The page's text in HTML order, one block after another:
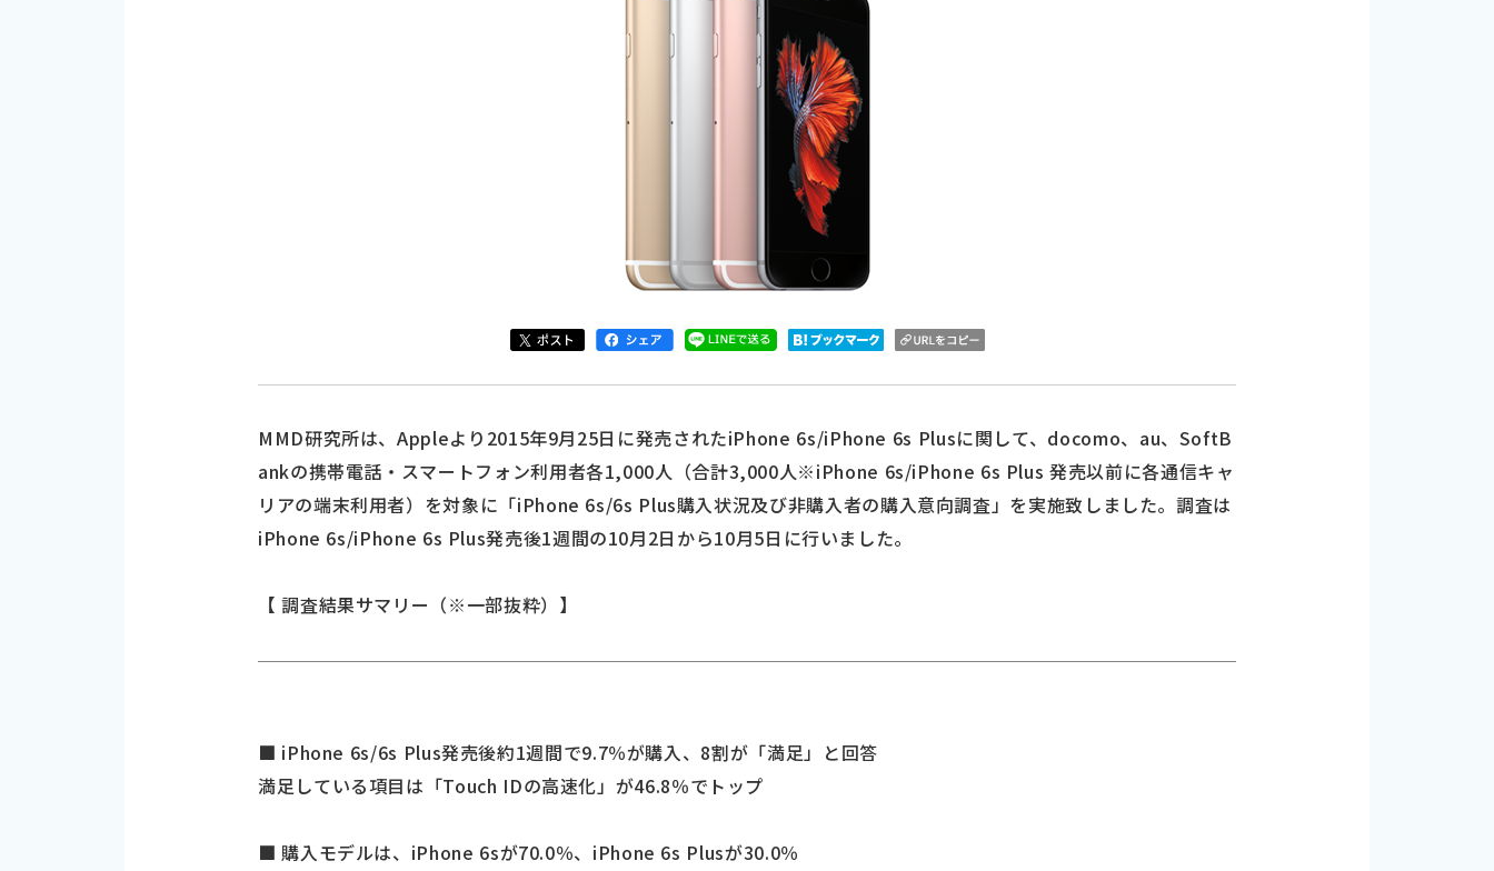
MMD研究所は、Appleより2015年9月25日に発売されたiPhone 6s/iPhone 6s Plusに関して、docomo、au、SoftB
ankの携帯電話・スマートフォン利用者各1,000人（合計3,000人※iPhone 6s/iPhone 6s Plus 発売以前に各通信キャ
リアの端末利用者）を対象に「iPhone 6s/6s Plus購入状況及び非購入者の購入意向調査」を実施致しました。調査は
iPhone 6s/iPhone 6s Plus発売後1週間の10月2日から10月5日に行いました。
【 調査結果サマリー（※一部抜粋）】
■ iPhone 6s/6s Plus発売後約1週間で9.7％が購入、8割が「満足」と回答
満足している項目は「Touch IDの高速化」が46.8％でトップ
■ 購入モデルは、iPhone 6sが70.0％、iPhone 6s Plusが30.0％